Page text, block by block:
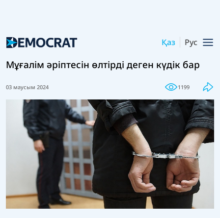
Қаз Рус
Мұғалім әріптесін өлтірді деген күдік бар
03 маусым 2024 1199